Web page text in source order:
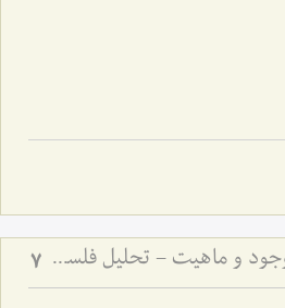
تبیین کیفیت ارتباط وجود و ماهیت - تحلیل فلسفی نحوه حمل وجود بر ماهیت و رفع شبهات 7